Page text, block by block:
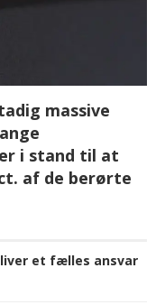
massive
i stand til at
af de berørte
et fælles ansvar